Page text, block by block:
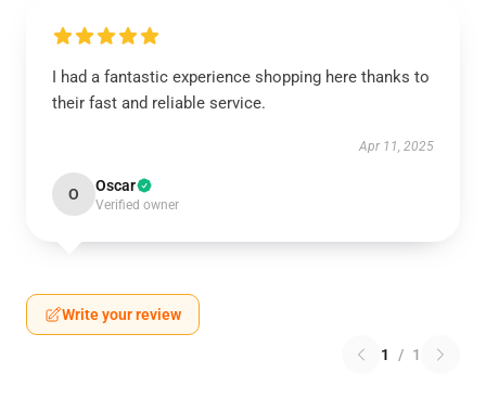
I had a fantastic experience shopping here thanks to
their fast and reliable service.
Apr 11, 2025
O Oscar
Verified owner
Write your review
1 / 1